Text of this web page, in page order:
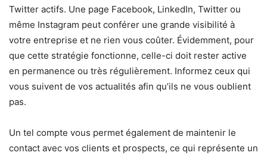
Twitter actifs. Une page Facebook, LinkedIn, Twitter ou
même Instagram peut conférer une grande visibilité à
votre entreprise et ne rien vous coûter. Évidemment, pour
que cette stratégie fonctionne, celle-ci doit rester active
en permanence ou très régulièrement. Informez ceux qui
vous suivent de vos actualités afin qu’ils ne vous oublient
pas.
Un tel compte vous permet également de maintenir le
contact avec vos clients et prospects, ce qui représente un